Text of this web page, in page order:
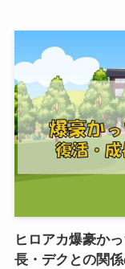
ヒロアカ爆豪か
長・デクとの関